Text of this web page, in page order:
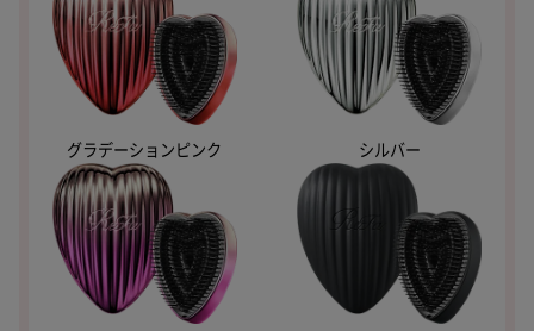
グラデーションピンク シルバー